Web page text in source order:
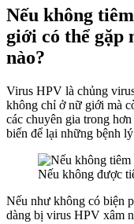
Nếu không
giới có thể gặp
nào?
Virus HPV là chủng
không chỉ ở nữ giới mà
các chuyên gia trong
biến để lại những bệnh
Nếu không được
Nếu như không có biện
dàng bị virus HPV xâm